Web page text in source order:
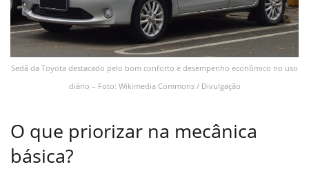
Sedã da Toyota destacado pelo bom conforto e desempenho econômico no uso
diário – Foto: Wikimedia Commons / Divulgação
O que priorizar na mecânica
básica?